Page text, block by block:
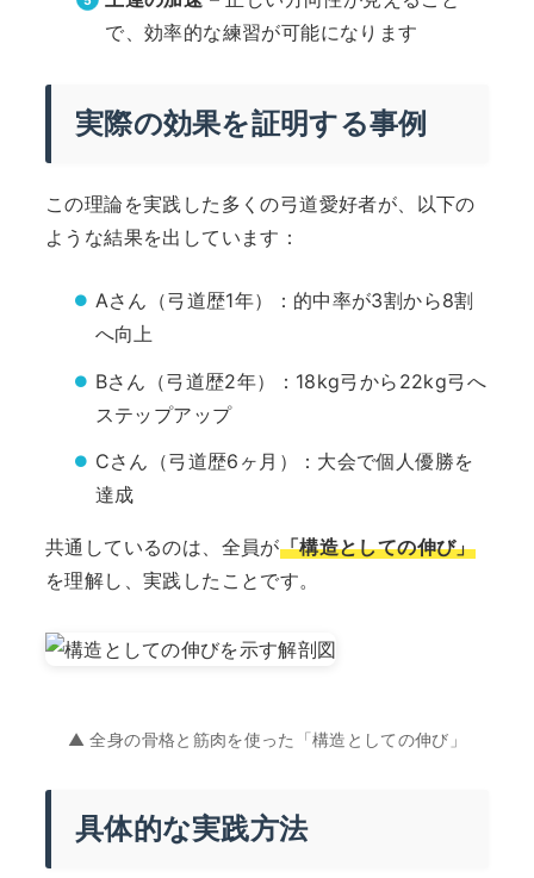
で、効率的な練習が可能になります
実際の効果を証明する事例
この理論を実践した多くの弓道愛好者が、以下の
ような結果を出しています：
Aさん（弓道歴1年）：的中率が3割から8割
へ向上
Bさん（弓道歴2年）：18kg弓から22kg弓へ
ステップアップ
Cさん（弓道歴6ヶ月）：大会で個人優勝を
達成
共通しているのは、全員が「構造としての伸び」
を理解し、実践したことです。
▲ 全身の骨格と筋肉を使った「構造としての伸び」
具体的な実践方法